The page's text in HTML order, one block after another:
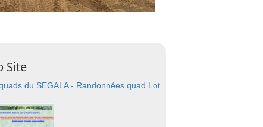
Site
du SEGALA - Randonnées quad Lot